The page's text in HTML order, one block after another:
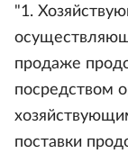
"1.
продаже
посредством
поставки